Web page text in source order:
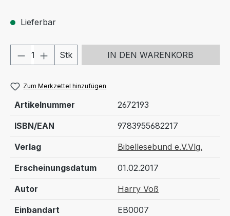
Lieferbar
Produkt Anzahl: Gib den
Stk IN DEN WARENKORB
Zum Merkzettel hinzufügen
Artikelnummer 2672193
ISBN/EAN 9783955682217
Verlag Bibellesebund e.V.Vlg.
Erscheinungsdatum 01.02.2017
Autor Harry Voß
Einbandart EB0007